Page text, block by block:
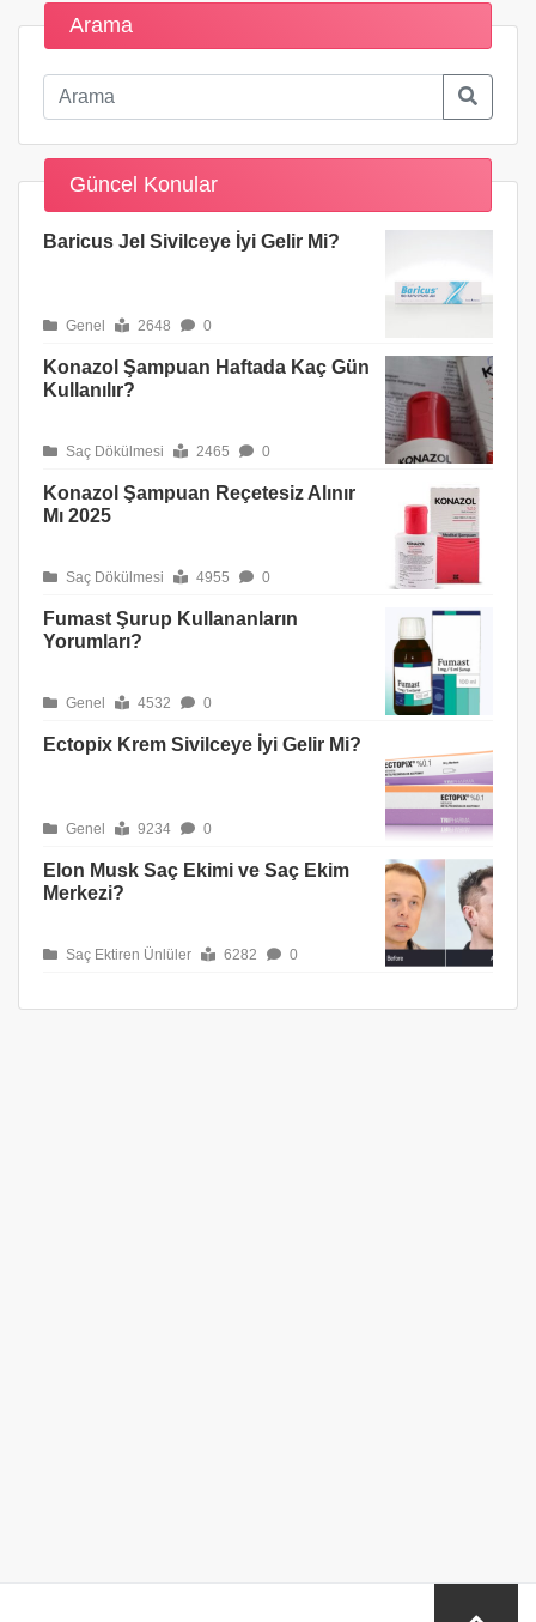
Arama
Güncel Konular
Baricus Jel Sivilceye İyi Gelir Mi?
Genel 2648 0
Konazol Şampuan Haftada Kaç Gün
Kullanılır?
Saç Dökülmesi 2465 0
Konazol Şampuan Reçetesiz Alınır
Mı 2025
Saç Dökülmesi 4955 0
Fumast Şurup Kullananların
Yorumları?
Genel 4532 0
Ectopix Krem Sivilceye İyi Gelir Mi?
Genel 9234 0
Elon Musk Saç Ekimi ve Saç Ekim
Merkezi?
Saç Ektiren Ünlüler 6282 0